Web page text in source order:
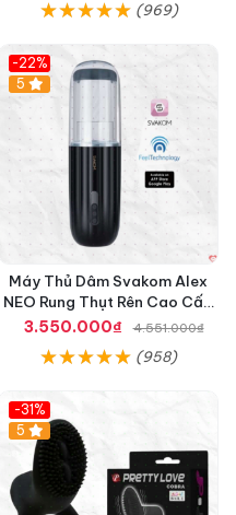
(969)
-22%
5
Máy Thủ Dâm Svakom Alex
NEO Rung Thụt Rên Cao Cấp
Điều Khiển App
3.550.000₫ 4.551.000₫
(958)
-31%
5